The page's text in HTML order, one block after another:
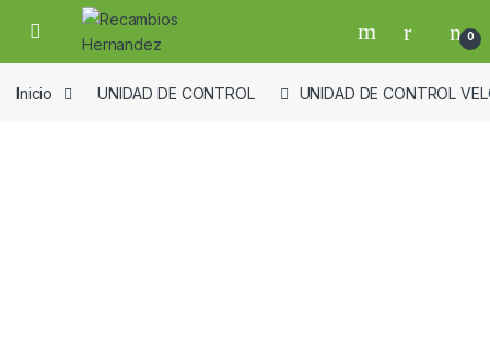
Skip to navigation
Skip to content
Open 0
Inicio UNIDAD DE CONTROL UNIDAD DE CONTROL